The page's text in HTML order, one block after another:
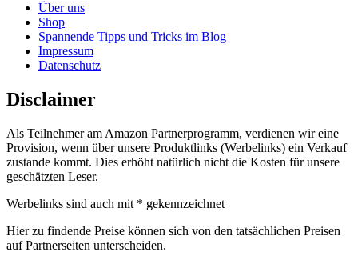
Über uns
Shop
Spannende Tipps und Tricks im Blog
Impressum
Datenschutz
Disclaimer
Als Teilnehmer am Amazon Partnerprogramm, verdienen wir eine
Provision, wenn über unsere Produktlinks (Werbelinks) ein Verkauf
zustande kommt. Dies erhöht natürlich nicht die Kosten für unsere
geschätzten Leser.
Werbelinks sind auch mit * gekennzeichnet
Hier zu findende Preise können sich von den tatsächlichen Preisen
auf Partnerseiten unterscheiden.